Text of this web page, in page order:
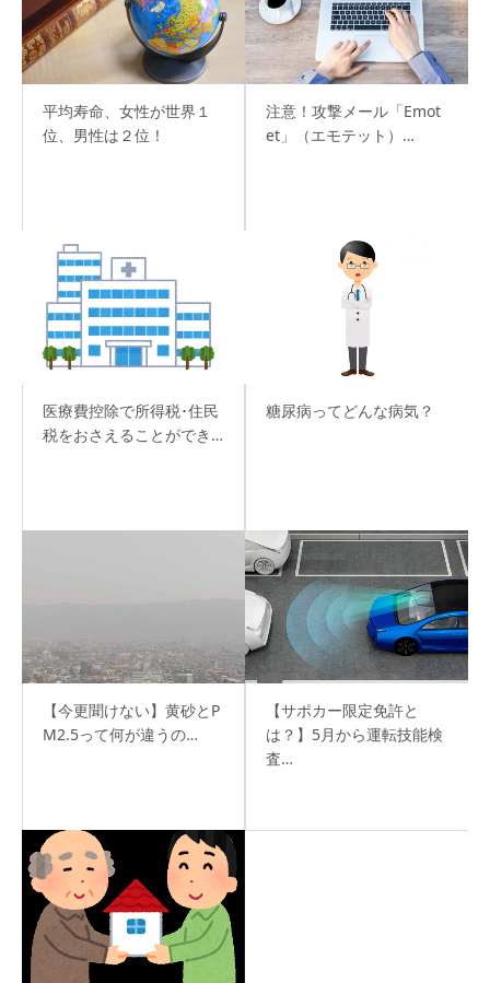
平均寿命、女性が世界１
位、男性は２位！
注意！攻撃メール「Emot
et」（エモテット）…
医療費控除で所得税･住民
税をおさえることができ…
糖尿病ってどんな病気？
【今更聞けない】黄砂とP
M2.5って何が違うの…
【サポカー限定免許と
は？】5月から運転技能検
査…